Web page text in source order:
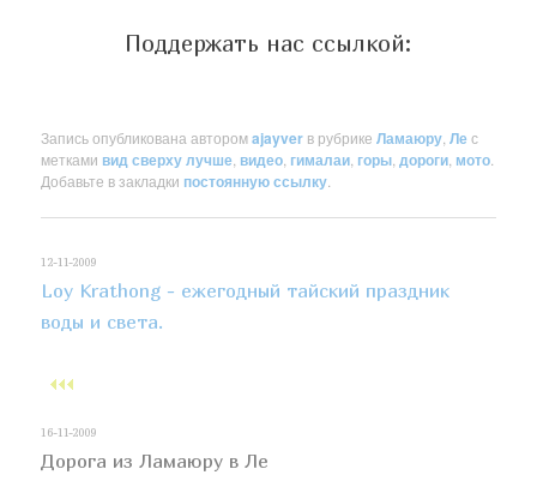
Поддержать нас ссылкой:
Запись опубликована авторомajayver в рубрикеЛамаюру ,Лес
метками вид сверху лучше видео гималаи горы дороги мото
Добавьте в закладки постоянную ссылку
12-11-2009
Loy Krathong - ежегодный тайский праздник
воды и света.
16-11-2009
Дорога из Ламаюру в Ле